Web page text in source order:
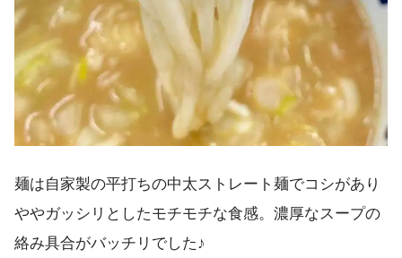
麺は自家製の平打ちの中太ストレート麺でコシがあり
ややガッシリとしたモチモチな食感。濃厚なスープの
絡み具合がバッチリでした♪